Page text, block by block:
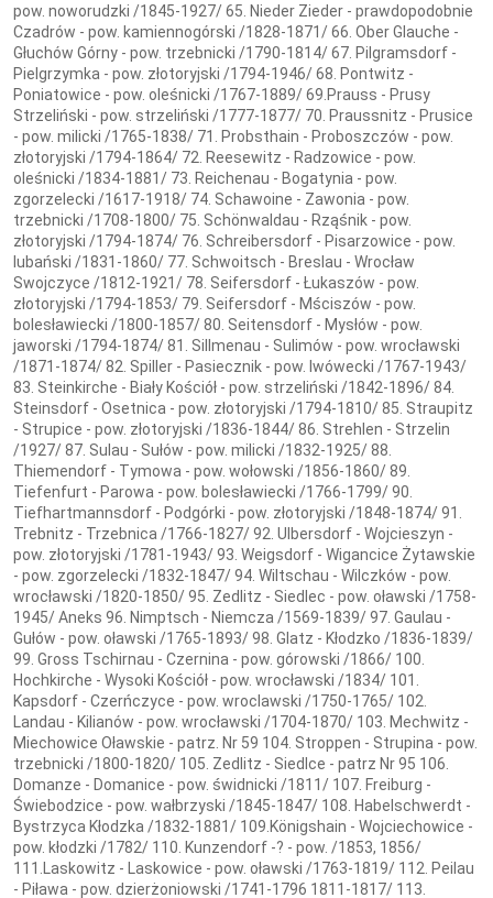
pow. noworudzki /1845-1927/ 65. Nieder Zieder - prawdopodobnie
Czadrów - pow. kamiennogórski /1828-1871/ 66. Ober Glauche -
Głuchów Górny - pow. trzebnicki /1790-1814/ 67. Pilgramsdorf -
Pielgrzymka - pow. złotoryjski /1794-1946/ 68. Pontwitz -
Poniatowice - pow. oleśnicki /1767-1889/ 69.Prauss - Prusy
Strzeliński - pow. strzeliński /1777-1877/ 70. Praussnitz - Prusice
- pow. milicki /1765-1838/ 71. Probsthain - Proboszczów - pow.
złotoryjski /1794-1864/ 72. Reesewitz - Radzowice - pow.
oleśnicki /1834-1881/ 73. Reichenau - Bogatynia - pow.
zgorzelecki /1617-1918/ 74. Schawoine - Zawonia - pow.
trzebnicki /1708-1800/ 75. Schönwaldau - Rząśnik - pow.
złotoryjski /1794-1874/ 76. Schreibersdorf - Pisarzowice - pow.
lubański /1831-1860/ 77. Schwoitsch - Breslau - Wrocław
Swojczyce /1812-1921/ 78. Seifersdorf - Łukaszów - pow.
złotoryjski /1794-1853/ 79. Seifersdorf - Mściszów - pow.
bolesławiecki /1800-1857/ 80. Seitensdorf - Mysłów - pow.
jaworski /1794-1874/ 81. Sillmenau - Sulimów - pow. wrocławski
/1871-1874/ 82. Spiller - Pasiecznik - pow. lwówecki /1767-1943/
83. Steinkirche - Biały Kościół - pow. strzeliński /1842-1896/ 84.
Steinsdorf - Osetnica - pow. złotoryjski /1794-1810/ 85. Straupitz
- Strupice - pow. złotoryjski /1836-1844/ 86. Strehlen - Strzelin
/1927/ 87. Sulau - Sułów - pow. milicki /1832-1925/ 88.
Thiemendorf - Tymowa - pow. wołowski /1856-1860/ 89.
Tiefenfurt - Parowa - pow. bolesławiecki /1766-1799/ 90.
Tiefhartmannsdorf - Podgórki - pow. złotoryjski /1848-1874/ 91.
Trebnitz - Trzebnica /1766-1827/ 92. Ulbersdorf - Wojcieszyn -
pow. złotoryjski /1781-1943/ 93. Weigsdorf - Wigancice Żytawskie
- pow. zgorzelecki /1832-1847/ 94. Wiltschau - Wilczków - pow.
wrocławski /1820-1850/ 95. Zedlitz - Siedlec - pow. oławski /1758-
1945/ Aneks 96. Nimptsch - Niemcza /1569-1839/ 97. Gaulau -
Gułów - pow. oławski /1765-1893/ 98. Glatz - Kłodzko /1836-1839/
99. Gross Tschirnau - Czernina - pow. górowski /1866/ 100.
Hochkirche - Wysoki Kościół - pow. wrocławski /1834/ 101.
Kapsdorf - Czerńczyce - pow. wroclawski /1750-1765/ 102.
Landau - Kilianów - pow. wrocławski /1704-1870/ 103. Mechwitz -
Miechowice Oławskie - patrz. Nr 59 104. Stroppen - Strupina - pow.
trzebnicki /1800-1820/ 105. Zedlitz - Siedlce - patrz Nr 95 106.
Domanze - Domanice - pow. świdnicki /1811/ 107. Freiburg -
Świebodzice - pow. wałbrzyski /1845-1847/ 108. Habelschwerdt -
Bystrzyca Kłodzka /1832-1881/ 109.Königshain - Wojciechowice -
pow. kłodzki /1782/ 110. Kunzendorf -? - pow. /1853, 1856/
111.Laskowitz - Laskowice - pow. oławski /1763-1819/ 112. Peilau
- Piława - pow. dzierżoniowski /1741-1796 1811-1817/ 113.